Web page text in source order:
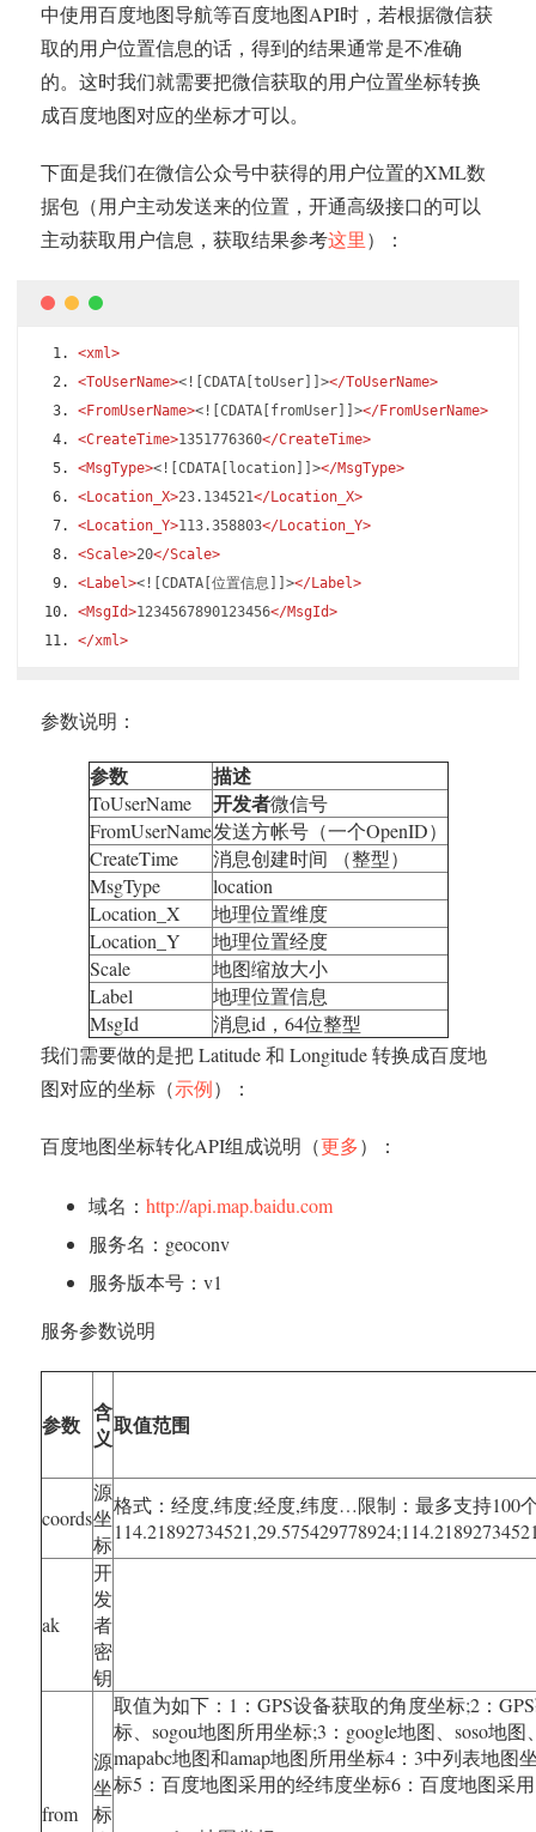
中使用百度地图导航等百度地图API时，若根据微信获
取的用户位置信息的话，得到的结果通常是不准确
的。这时我们就需要把微信获取的用户位置坐标转换
成百度地图对应的坐标才可以。
下面是我们在微信公众号中获得的用户位置的XML数
据包（用户主动发送来的位置，开通高级接口的可以
主动获取用户信息，获取结果参考这里）：
<xml>
<ToUserName><![CDATA[toUser]]></ToUserName>
<FromUserName><![CDATA[fromUser]]></FromUserName>
<CreateTime>1351776360</CreateTime>
<MsgType><![CDATA[location]]></MsgType>
<Location_X>23.134521</Location_X>
<Location_Y>113.358803</Location_Y>
<Scale>20</Scale>
<Label><![CDATA[位置信息]]></Label>
<MsgId>1234567890123456</MsgId>
</xml>
参数说明：
参数 描述
ToUserName 开发者微信号
FromUserName发送方帐号（一个OpenID）
CreateTime
消息创建时间 （整型）
MsgType
location
Location_X
地理位置维度
Location_Y
地理位置经度
Scale
地图缩放大小
Label
地理位置信息
MsgId
消息id，64位整型
我们需要做的是把 Latitude 和 Longitude 转换成百度地
图对应的坐标（示例）：
百度地图坐标转化API组成说明（更多）：
域名： http://api.map.baidu.com
服务名：geoconv
服务版本号：v1
服务参数说明
参数 含
义取值范围
coords
源
坐
标
格式：经度,纬度;经度,纬度…限制：最多支持100
ak
开
发
者
密
钥
from
源
坐
标
取值为如下：1：GPS设备获取的角度坐标;2：
标、sogou地图所用坐标;3：google地图、soso地图
mapabc地图和amap地图所用坐标4：3中列表地图
标5：百度地图采用的经纬度坐标6：百度地图采